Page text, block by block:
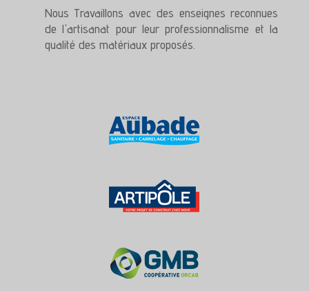
Nous Travaillons avec des enseignes reconnues
de l'artisanat pour leur professionnalisme et la
qualité des matériaux proposés.